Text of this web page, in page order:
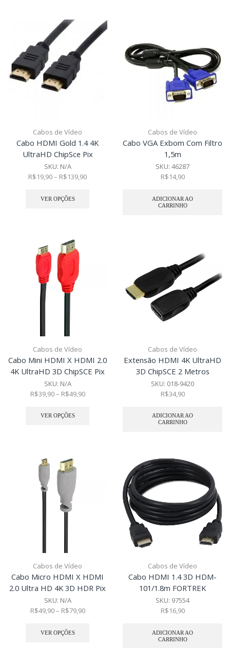
Cabos de Vídeo
Cabo HDMI Gold 1.4 4K
UltraHD ChipSce Pix
SKU: N/A
R$19,90– R$139,90
VER OPÇÕES
Cabos de Vídeo
Cabo VGA Exbom Com Filtro
1,5m
SKU: 46287
R$14,90
ADICIONAR AO
CARRINHO
Cabos de Vídeo
Cabo Mini HDMI X HDMI 2.0
4K UltraHD 3D ChipSCE Pix
SKU: N/A
R$39,90– R$49,90
VER OPÇÕES
Cabos de Vídeo
Extensão HDMI 4K UltraHD
3D ChipSCE 2 Metros
SKU: 018-9420
R$34,90
ADICIONAR AO
CARRINHO
Cabos de Vídeo
Cabo Micro HDMI X HDMI
2.0 Ultra HD 4K 3D HDR Pix
SKU: N/A
R$49,90– R$79,90
VER OPÇÕES
Cabos de Vídeo
Cabo HDMI 1.4 3D HDM-
101/1.8m FORTREK
SKU: 97554
R$16,90
ADICIONAR AO
CARRINHO